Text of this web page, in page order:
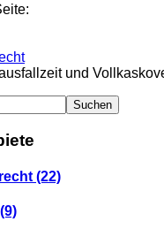
und
Suchen
(22)